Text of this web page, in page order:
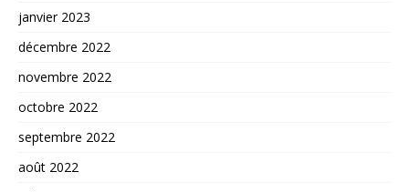
janvier 2023
décembre 2022
novembre 2022
octobre 2022
septembre 2022
août 2022